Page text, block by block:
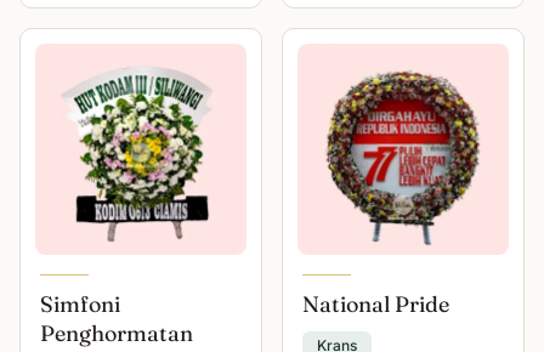
Simfoni
Penghormatan
National Pride
Krans